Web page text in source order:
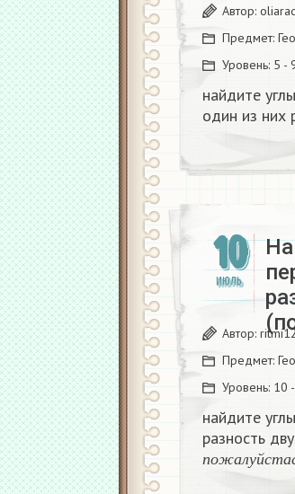
Автор:
Предмет:
Уровень: 5 -
найдите
один из них
10
ИЮЛЬ
Автор:
Предмет:
Уровень: 10
найдите
разность
п о ж ал у й с т а
пожалуйстас